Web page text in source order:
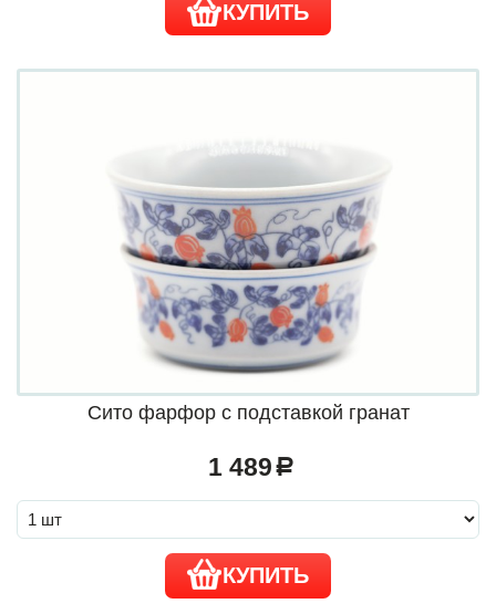
КУПИТЬ
Сито фарфор с подставкой гранат
1 489 a
КУПИТЬ